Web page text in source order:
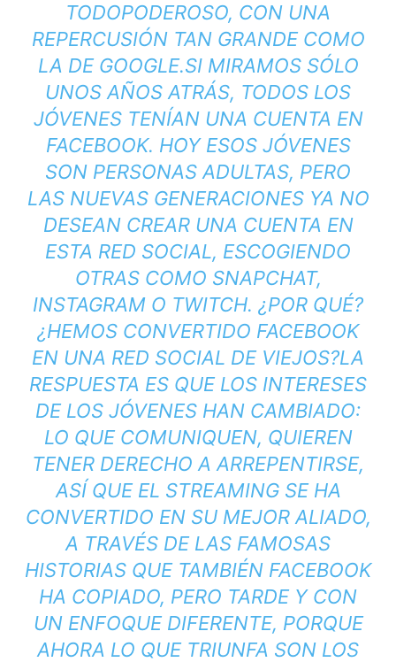
TODOPODEROSO, CON UNA
REPERCUSIÓN TAN GRANDE COMO
LA DE GOOGLE.SI MIRAMOS SÓLO
UNOS AÑOS ATRÁS, TODOS LOS
JÓVENES TENÍAN UNA CUENTA EN
FACEBOOK. HOY ESOS JÓVENES
SON PERSONAS ADULTAS, PERO
LAS NUEVAS GENERACIONES YA NO
DESEAN CREAR UNA CUENTA EN
ESTA RED SOCIAL, ESCOGIENDO
OTRAS COMO SNAPCHAT,
INSTAGRAM O TWITCH. ¿POR QUÉ?
¿HEMOS CONVERTIDO FACEBOOK
EN UNA RED SOCIAL DE VIEJOS?LA
RESPUESTA ES QUE LOS INTERESES
DE LOS JÓVENES HAN CAMBIADO:
LO QUE COMUNIQUEN, QUIEREN
TENER DERECHO A ARREPENTIRSE,
ASÍ QUE EL STREAMING SE HA
CONVERTIDO EN SU MEJOR ALIADO,
A TRAVÉS DE LAS FAMOSAS
HISTORIAS QUE TAMBIÉN FACEBOOK
HA COPIADO, PERO TARDE Y CON
UN ENFOQUE DIFERENTE, PORQUE
AHORA LO QUE TRIUNFA SON LOS